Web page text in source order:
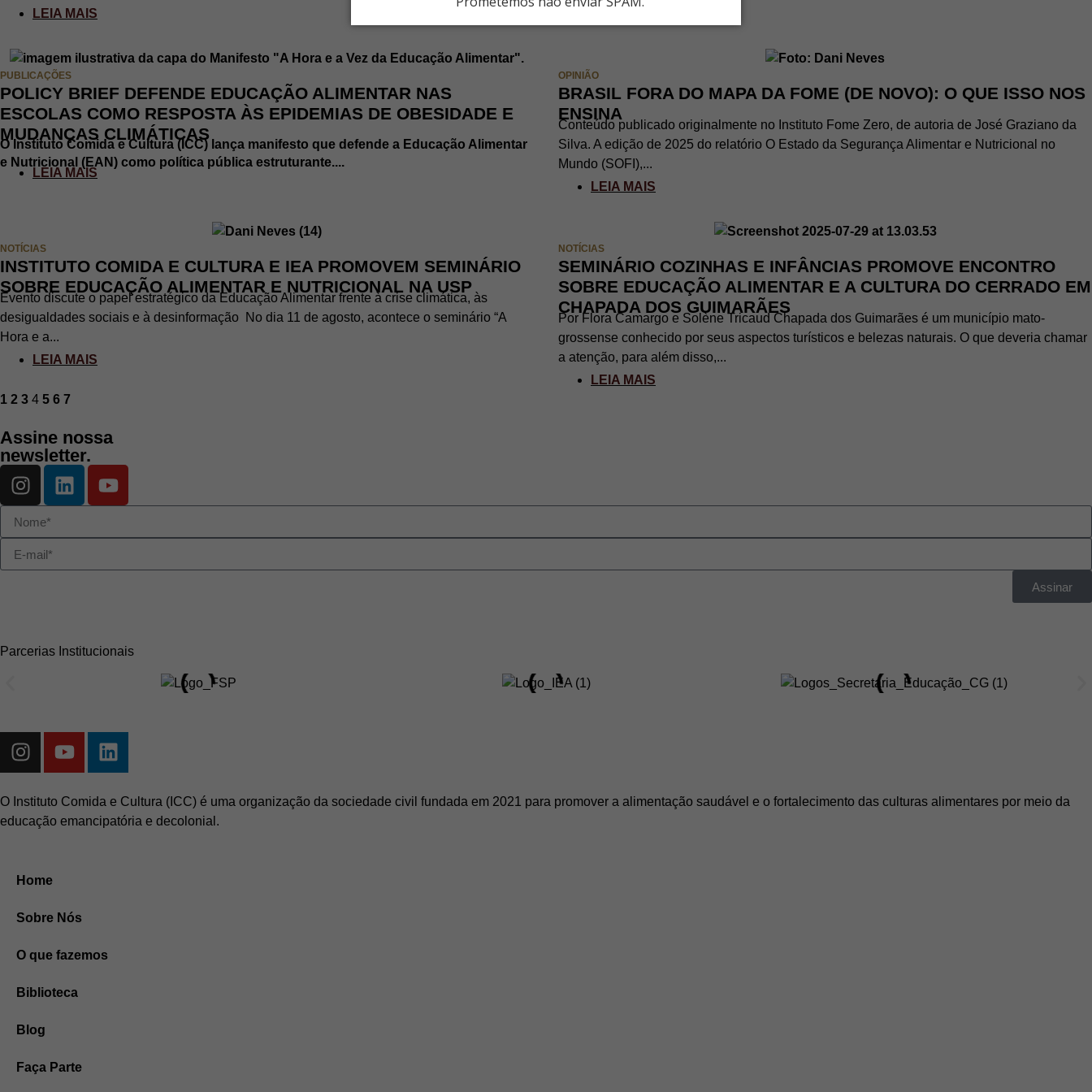
LEIA MAIS
PUBLICAÇÕES
POLICY BRIEF DEFENDE EDUCAÇÃO ALIMENTAR NAS
ESCOLAS COMO RESPOSTA ÀS EPIDEMIAS DE OBESIDADE E
MUDANÇAS CLIMÁTICAS
O Instituto Comida e Cultura (ICC) lança manifesto que defende a Educação Alimentar
e Nutricional (EAN) como política pública estruturante....
LEIA MAIS
OPINIÃO
BRASIL FORA DO MAPA DA FOME (DE NOVO): O QUE ISSO NOS
ENSINA
Conteúdo publicado originalmente no Instituto Fome Zero, de autoria de José Graziano da
Silva. A edição de 2025 do relatório O Estado da Segurança Alimentar e Nutricional no
Mundo (SOFI),...
LEIA MAIS
NOTÍCIAS
INSTITUTO COMIDA E CULTURA E IEA PROMOVEM SEMINÁRIO
SOBRE EDUCAÇÃO ALIMENTAR E NUTRICIONAL NA USP
Evento discute o papel estratégico da Educação Alimentar frente à crise climática, às
desigualdades sociais e à desinformação No dia 11 de agosto, acontece o seminário “A
Hora e a...
LEIA MAIS
NOTÍCIAS
SEMINÁRIO COZINHAS E INFÂNCIAS PROMOVE ENCONTRO
SOBRE EDUCAÇÃO ALIMENTAR E A CULTURA DO CERRADO EM
CHAPADA DOS GUIMARÃES
Por Flora Camargo e Solène Tricaud Chapada dos Guimarães é um município mato-
grossense conhecido por seus aspectos turísticos e belezas naturais. O que deveria chamar
a atenção, para além disso,...
LEIA MAIS
1 2 3 4 5 6 7
Assine nossa
newsletter.
Assinar
Parcerias Institucionais
O Instituto Comida e Cultura (ICC) é uma organização da sociedade civil fundada em 2021 para promover a alimentação saudável e o fortalecimento das culturas alimentares por meio da
educação emancipatória e decolonial.
Home
Sobre Nós
O que fazemos
Biblioteca
Blog
Faça Parte